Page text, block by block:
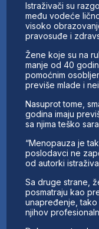
Istraživači su
među vodeće
visoko
pravosuđe i
Žene koje su na
manje od 40
pomoćnim
previše mlade i
Nasuprot tome,
godina imaju
sa njima teško
“Menopauza je
poslodavci ne
od autorki
Sa druge strane,
posmatraju kao
unapređenje,
njihov